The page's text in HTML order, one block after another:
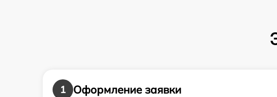
1
Оформление заявки